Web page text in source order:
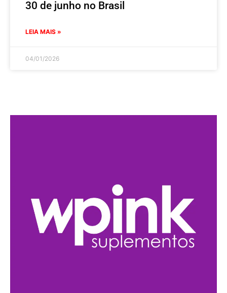
30 de junho no Brasil
LEIA MAIS »
04/01/2026